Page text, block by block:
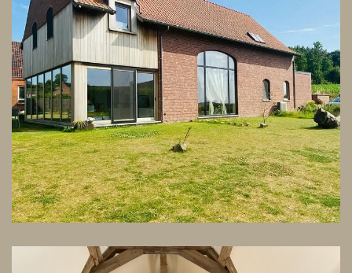
Projet de construction neuve à
l’emplacement d’une ancienne
grange
ARCHITECTURE DESIGN D'INTÉRIEUR